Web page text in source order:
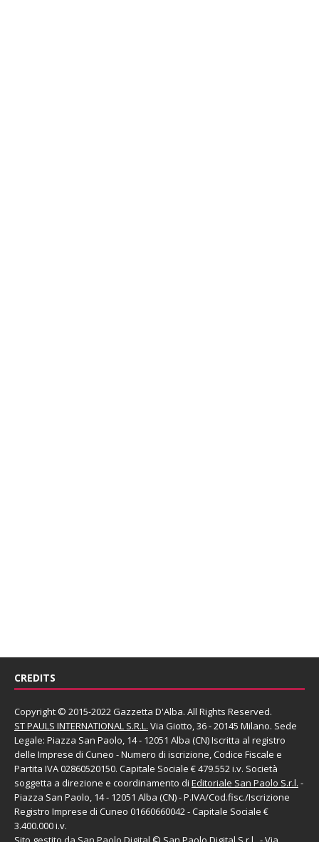
CREDITS
Copyright © 2015-2022 Gazzetta D'Alba. All Rights Reserved.
ST PAULS INTERNATIONAL S.R.L. Via Giotto, 36 - 20145 Milano. Sede
Legale: Piazza San Paolo, 14 - 12051 Alba (CN) Iscritta al registro
delle Imprese di Cuneo - Numero di iscrizione, Codice Fiscale e
Partita IVA 02860520150. Capitale Sociale € 479.552 i.v. Società
soggetta a direzione e coordinamento di Editoriale San Paolo S.r.l. -
Piazza San Paolo, 14 - 12051 Alba (CN) - P.IVA/Cod.fisc./Iscrizione
Registro Imprese di Cuneo 01660660042 - Capitale Sociale €
3.400.000 i.v.